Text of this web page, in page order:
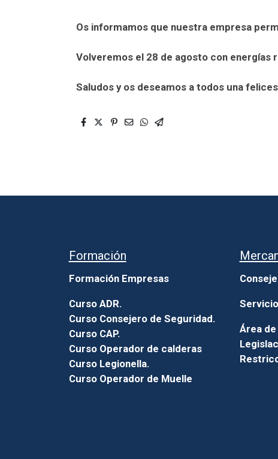
Os informamos que nuestra empresa
Volveremos el 28 de agosto con
Saludos y os deseamos a todos una
Formación
Formación Empresas
Curso ADR.
Curso Consejero de Seguridad.
Curso CAP.
Curso Operador de calderas
Curso Legionella.
Curso Operador de Muelle
Área